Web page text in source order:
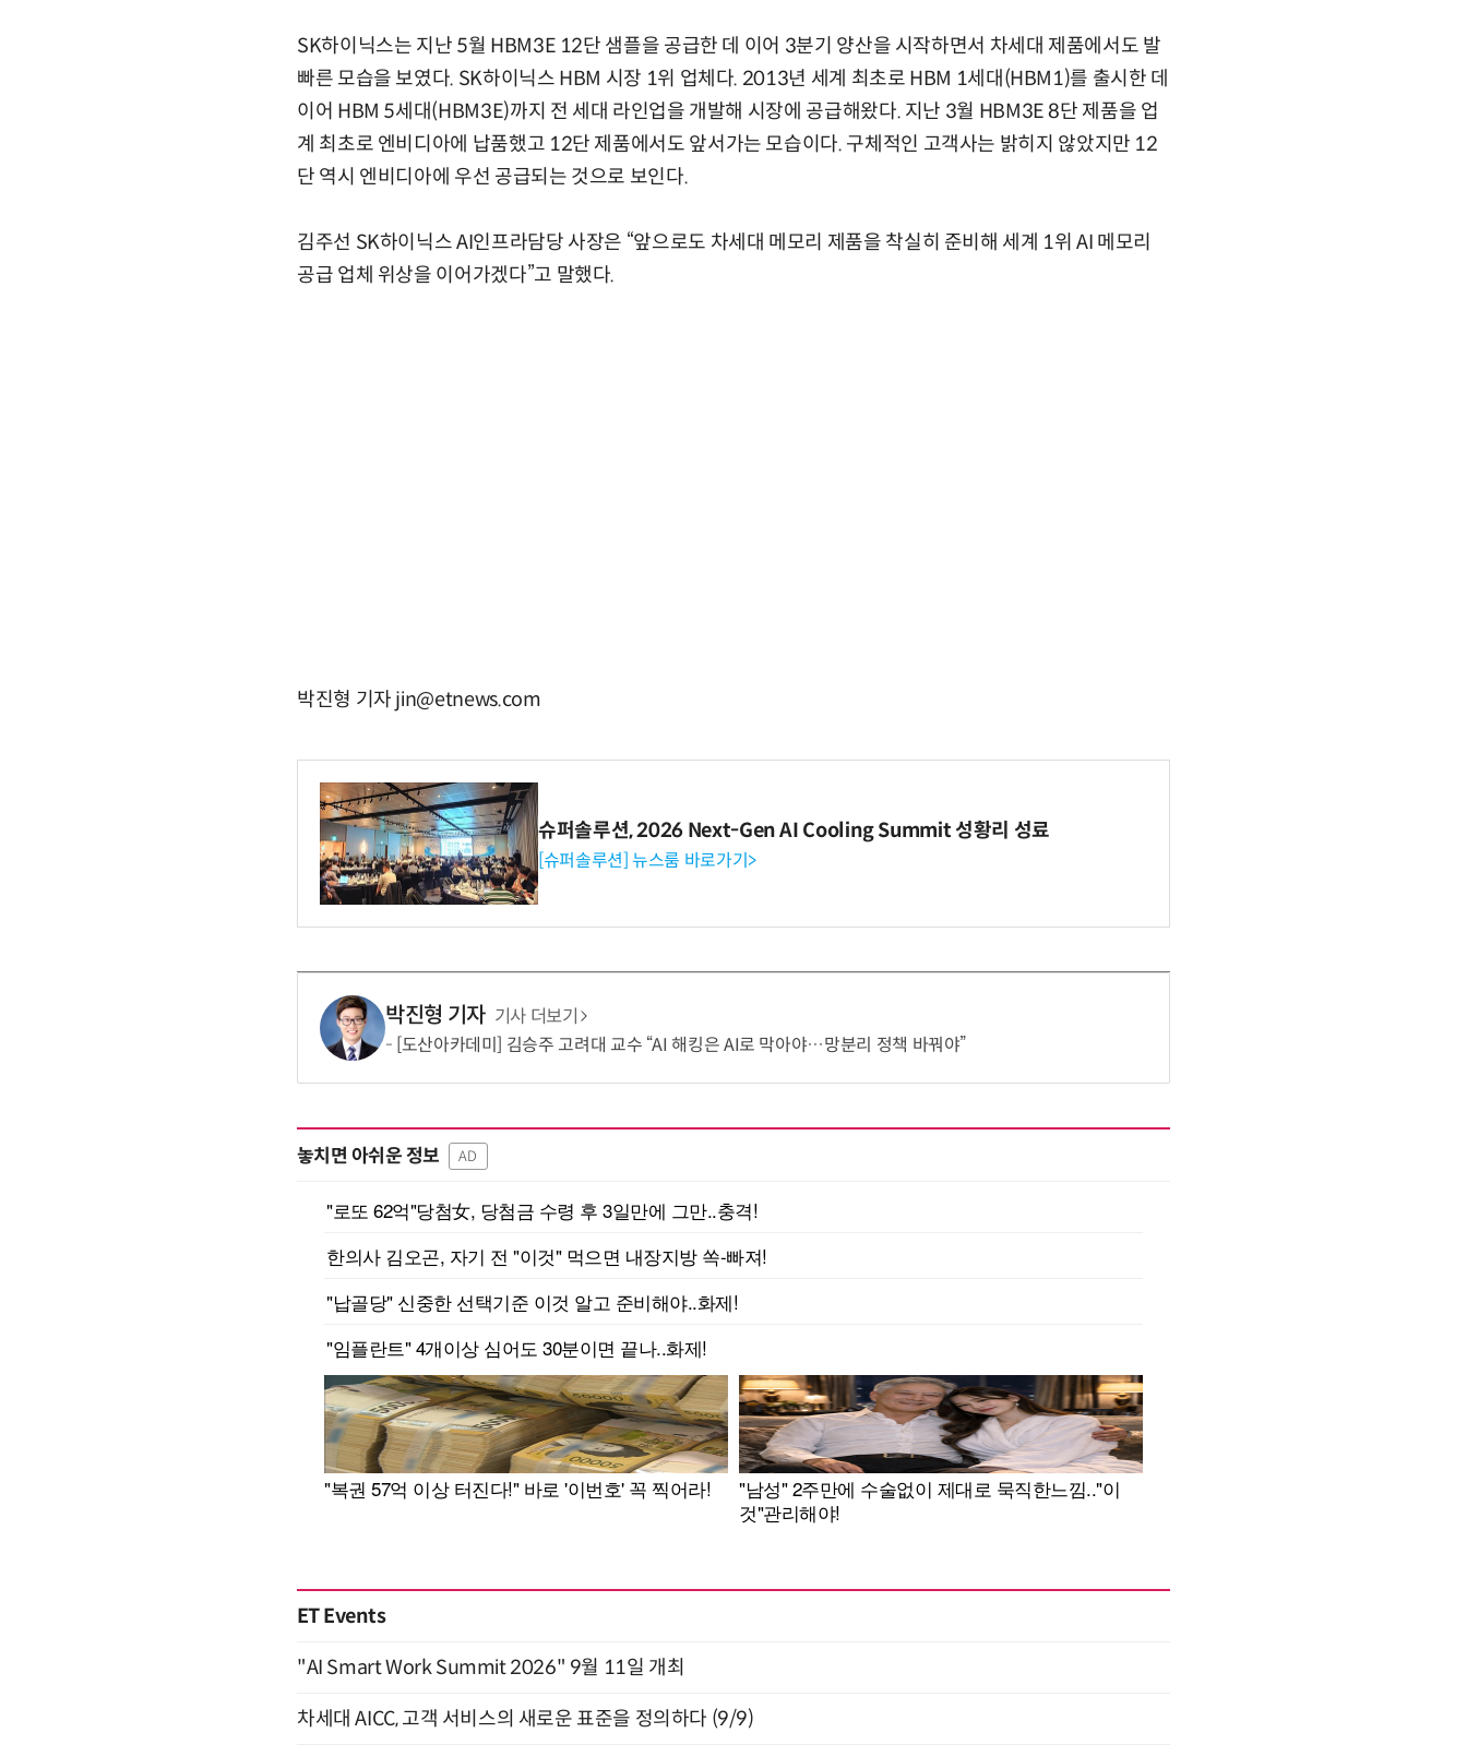
SK하이닉스는 지난 5월 HBM3E 12단 샘플을 공급한 데 이어 3분기 양산을 시작하면서 차세대 제품에서도 발
빠른 모습을 보였다. SK하이닉스 HBM 시장 1위 업체다. 2013년 세계 최초로 HBM 1세대(HBM1)를 출시한 데
이어 HBM 5세대(HBM3E)까지 전 세대 라인업을 개발해 시장에 공급해왔다. 지난 3월 HBM3E 8단 제품을 업
계 최초로 엔비디아에 납품했고 12단 제품에서도 앞서가는 모습이다. 구체적인 고객사는 밝히지 않았지만 12
단 역시 엔비디아에 우선 공급되는 것으로 보인다.
김주선 SK하이닉스 AI인프라담당 사장은 “앞으로도 차세대 메모리 제품을 착실히 준비해 세계 1위 AI 메모리
공급 업체 위상을 이어가겠다”고 말했다.
박진형 기자 jin@etnews.com
슈퍼솔루션, 2026 Next-Gen AI Cooling Summit 성황리 성료
[슈퍼솔루션] 뉴스룸 바로가기>
박진형 기자 기사 더보기
[도산아카데미] 김승주 고려대 교수 “AI 해킹은 AI로 막아야…망분리 정책 바꿔야”
놓치면 아쉬운 정보 AD
ET Events
"AI Smart Work Summit 2026" 9월 11일 개최
차세대 AICC, 고객 서비스의 새로운 표준을 정의하다 (9/9)